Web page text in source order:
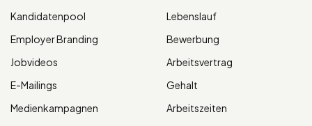
Kandidatenpool
Employer Branding
Jobvideos
E-Mailings
Medienkampagnen
Lebenslauf
Bewerbung
Arbeitsvertrag
Gehalt
Arbeitszeiten